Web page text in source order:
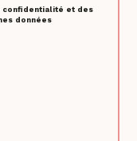
données